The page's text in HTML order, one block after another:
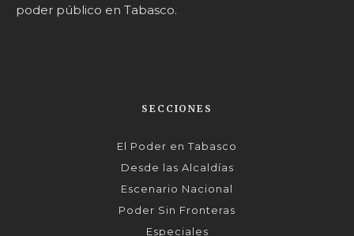
poder público en Tabasco.
SECCIONES
El Poder en Tabasco
Desde las Alcaldías
Escenario Nacional
Poder Sin Fronteras
Especiales